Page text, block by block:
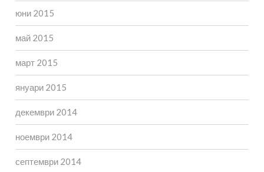
юни 2015
май 2015
март 2015
януари 2015
декември 2014
ноември 2014
септември 2014